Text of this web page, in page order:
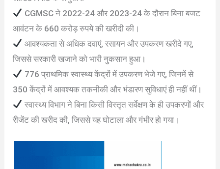
CGMSC ने 2022-24 और 2023-24 के दौरान बिना बजट
आवंटन के 660 करोड़ रुपये की खरीदी की।
आवश्यकता से अधिक दवाएं, रसायन और उपकरण खरीदे गए,
जिससे सरकारी खजाने को भारी नुकसान हुआ।
776 प्राथमिक स्वास्थ्य केंद्रों में उपकरण भेजे गए, जिनमें से
350 केंद्रों में आवश्यक तकनीकी और भंडारण सुविधाएं ही नहीं थीं।
स्वास्थ्य विभाग ने बिना किसी विस्तृत सर्वेक्षण के ही उपकरणों और
रीजेंट की खरीद की, जिससे यह घोटाला और गंभीर हो गया।